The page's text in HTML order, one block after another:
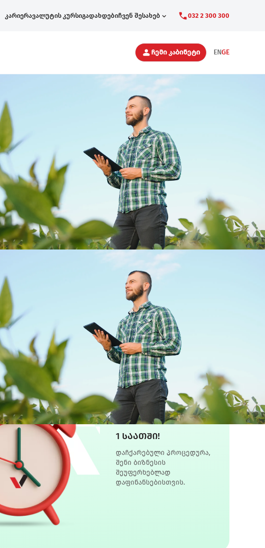
კარიერავალუტის კურსიგადახდებიჩვენ შესახებ 032 2 300 300
Secondary
Navigation
ჩემი კაბინეტი ENGE
1 საათში!
დაჩქარებული პროცედურა,
შენი ბიზნესის
შეუფერხებლად
დაფინანსებისთვის.